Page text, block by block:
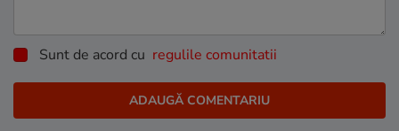
Sunt de acord cu regulile comunitatii